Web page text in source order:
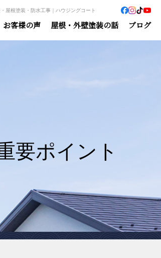
屋根塗装・防水工事｜ハウジングコート
お客様の声 屋根・外壁塗装の話 ブログ
要ポイント